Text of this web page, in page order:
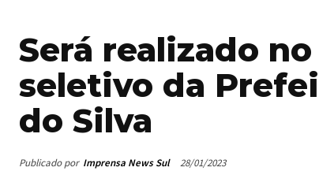
Será realizado
seletivo da
do Silva
Publicado por Imprensa News Sul 28/01/2023